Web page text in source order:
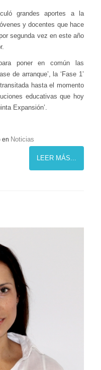
grandes aportes a la
y docentes que hace
segunda vez en este año
poner en común las
de arranque’, la ‘Fase 1’
hasta el momento
educativas que hoy
Expansión’.
en Noticias
LEER MÁS...